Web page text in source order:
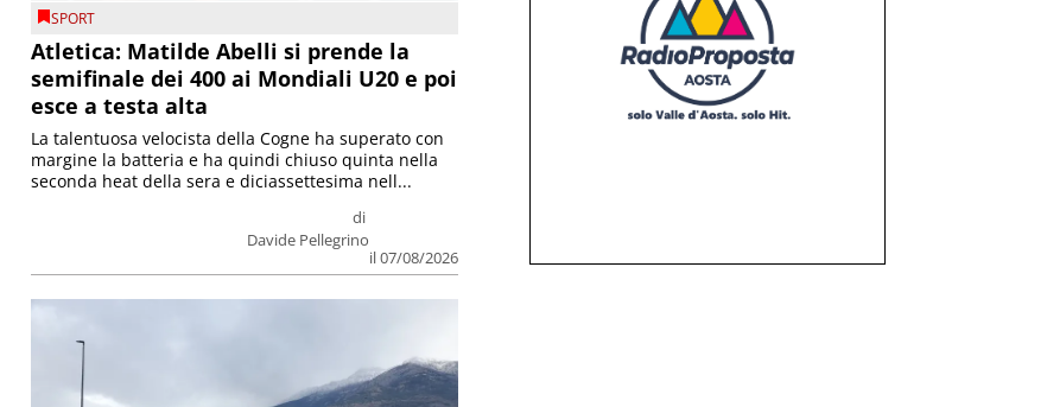
SPORT
Atletica: Matilde Abelli si prende la
semifinale dei 400 ai Mondiali U20 e poi
esce a testa alta
di
Davide Pellegrino
il 07/08/2026
La talentuosa velocista della Cogne ha superato con
margine la batteria e ha quindi chiuso quinta nella
seconda heat della sera e diciassettesima nell...